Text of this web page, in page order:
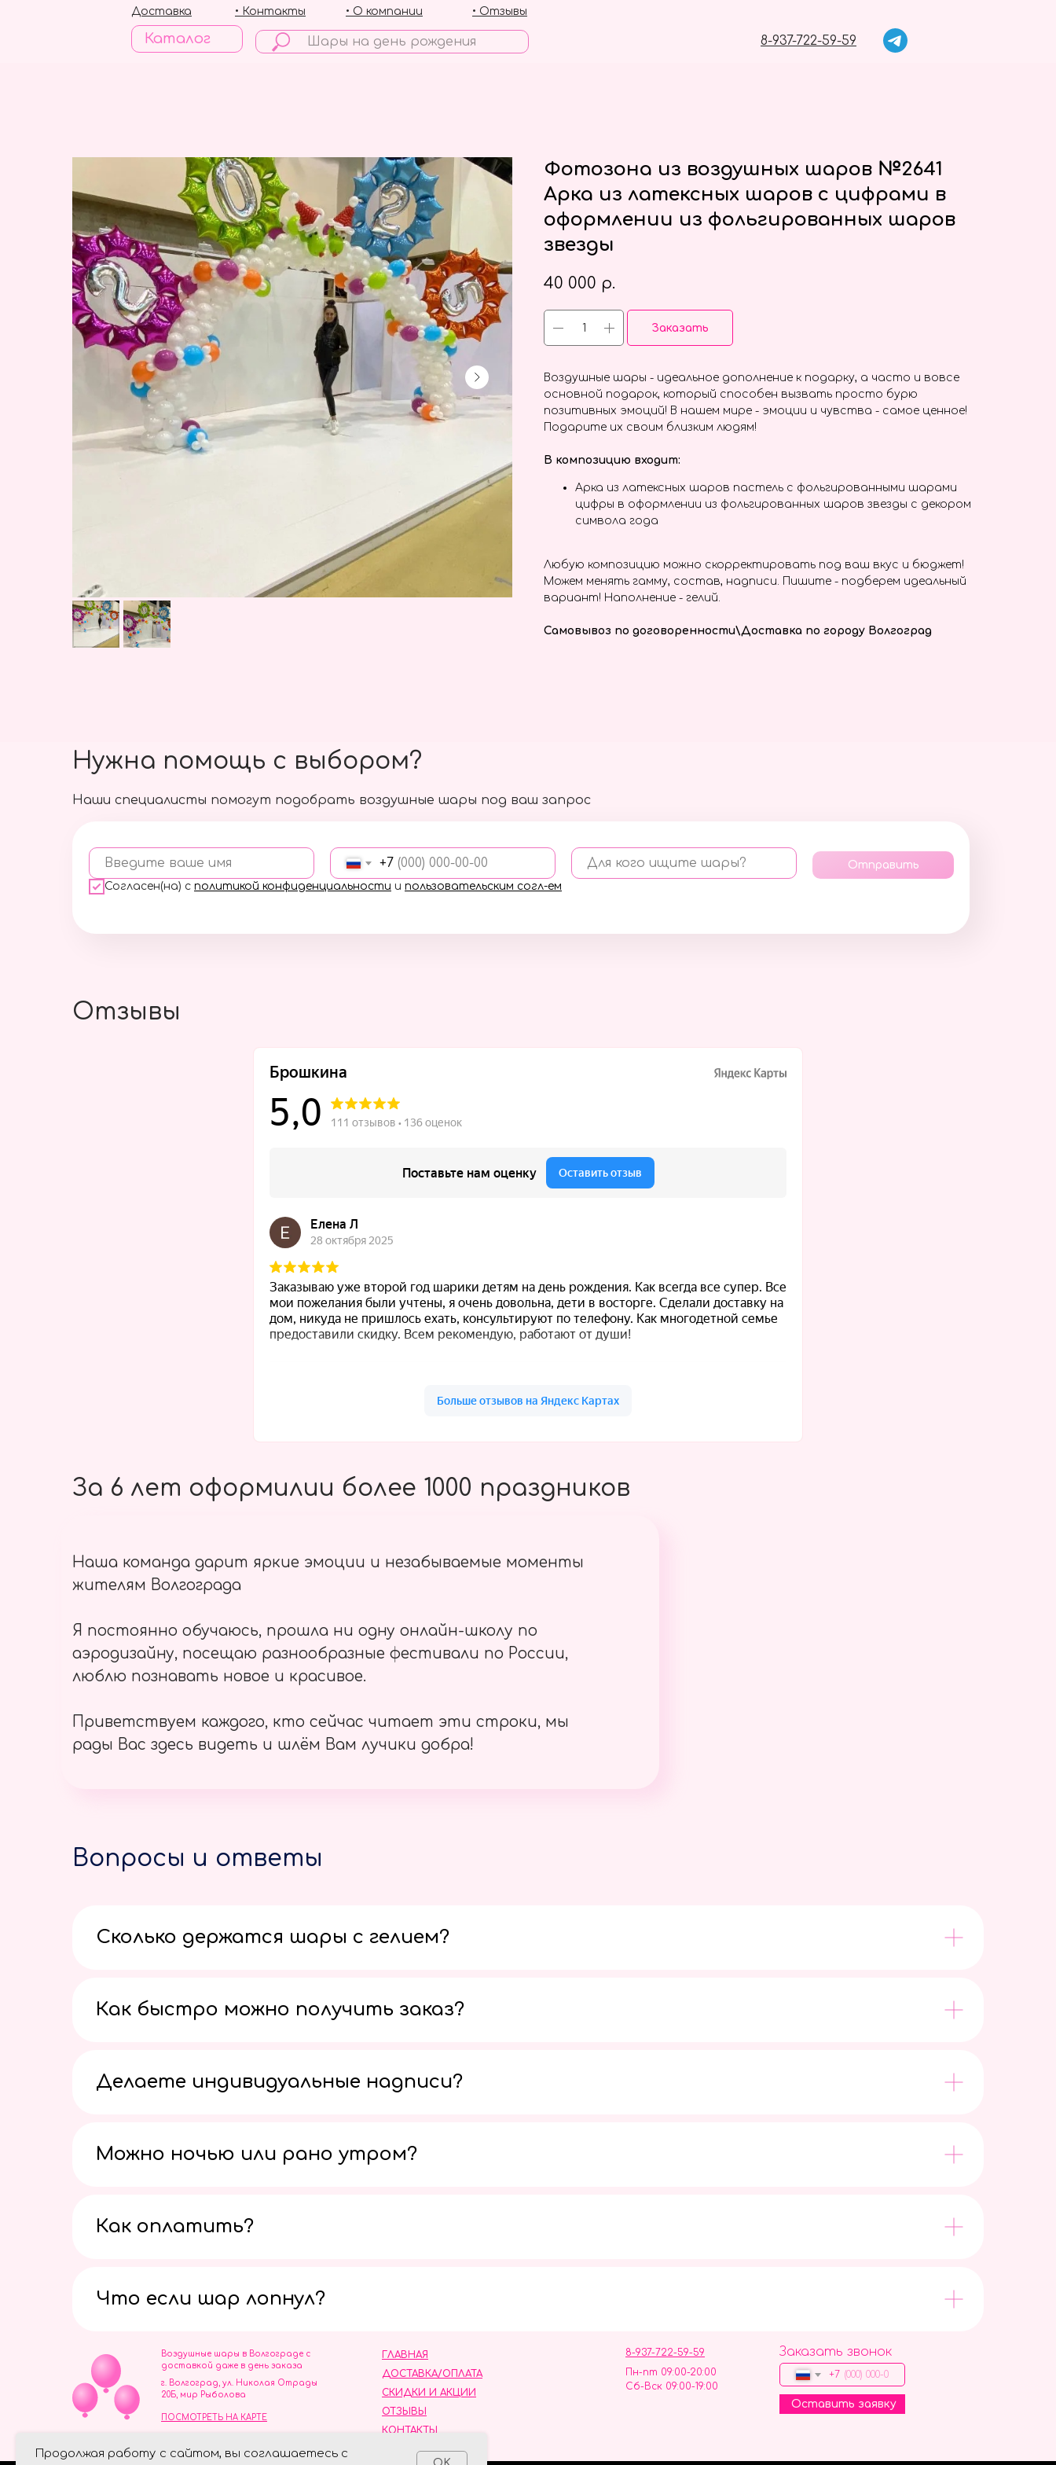
Каталог 8-937-722-59-59
• Отзывы
• О компании
• Контакты
Доставка
Фотозона из воздушных шаров №2641
Арка из латексных шаров с цифрами в
оформлении из фольгированных шаров
звезды
40 000 р.
Заказать
Воздушные шары - идеальное дополнение к подарку, а часто и вовсе
основной подарок, который способен вызвать просто бурю
позитивных эмоций! В нашем мире - эмоции и чувства - самое ценное!
Подарите их своим близким людям!
В композицию входит:
Арка из латексных шаров пастель с фольгированными шарами
цифры в оформлении из фольгированных шаров звезды с декором
символа года
Любую композицию можно скорректировать под ваш вкус и бюджет!
Можем менять гамму, состав, надписи. Пишите - подберем идеальный
вариант! Наполнение - гелий.
Самовывоз по договоренности\Доставка по городу Волгоград
Наши специалисты помогут подобрать воздушные шары под ваш запрос
Введите ваше имя +7 Для кого ищите шары?
Согласен(на) с политикой конфиденциальности и пользовательским согл-ем
Отправить
Нужна помощь с выбором?
Продолжая работу с сайтом, вы соглашаетесь с
OK
Отзывы
За 6 лет оформилии более 1000 праздников
Наша команда дарит яркие эмоции и незабываемые моменты
жителям Волгограда
Я постоянно обучаюсь, прошла ни одну онлайн-школу по
аэродизайну, посещаю разнообразные фестивали по России,
люблю познавать новое и красивое.
Приветствуем каждого, кто сейчас читает эти строки, мы
рады Вас здесь видеть и шлём Вам лучики добра!
Вопросы и ответы
Сколько держатся шары с гелием?
Как быстро можно получить заказ?
Делаете индивидуальные надписи?
Можно ночью или рано утром?
Как оплатить?
Что если шар лопнул?
ОТЗЫВЫ
ГЛАВНАЯ
ДОСТАВКА/ОПЛАТА
СКИДКИ И АКЦИИ
КОНТАКТЫ
8-937-722-59-59
Пн-пт 09:00-20:00
Сб-Вск 09:00-19:00
Воздушные шары в Волгограде с
доставкой даже в день заказа
Заказать звонок
+7
Оставить заявку
г. Волгоград, ул. Николая Отрады
20Б, мир Рыболова
ПОСМОТРЕТЬ НА КАРТЕ
ИНН 344110093739
Политика обработки персональных данных